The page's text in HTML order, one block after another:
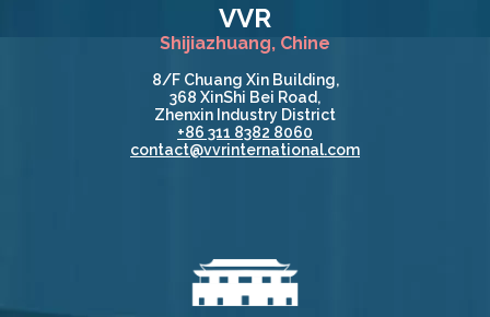
VVR
Shijiazhuang, Chine
8/F Chuang Xin Building,
368 XinShi Bei Road,
Zhenxin Industry District
+86 311 8382 8060
contact@vvrinternational.com